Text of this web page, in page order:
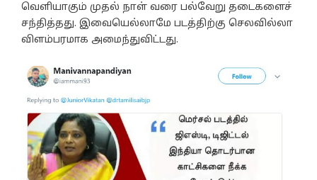
வெளியாகும் முதல் நாள் வரை பல்வேறு தடைகளைச்
சந்தித்தது. இவையெல்லாமே படத்திற்கு செலவில்லா
விளம்பரமாக அமைந்துவிட்டது.